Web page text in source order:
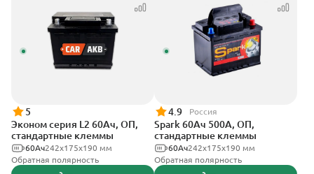
5
Эконом серия L2 60Ач, ОП,
стандартные клеммы
242х175х190 мм
60Ач
Обратная полярность
4.9 Россия
Spark 60Ач 500А, ОП,
стандартные клеммы
242х175х190 мм
60Ач
Обратная полярность